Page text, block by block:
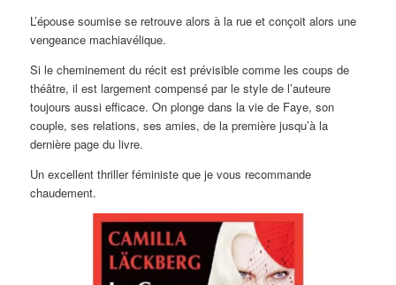
L’épouse soumise se retrouve alors à la rue et conçoit alors une
vengeance machiavélique.
Si le cheminement du récit est prévisible comme les coups de
théâtre, il est largement compensé par le style de l’auteure
toujours aussi efficace. On plonge dans la vie de Faye, son
couple, ses relations, ses amies, de la première jusqu’à la
dernière page du livre.
Un excellent thriller féministe que je vous recommande
chaudement.